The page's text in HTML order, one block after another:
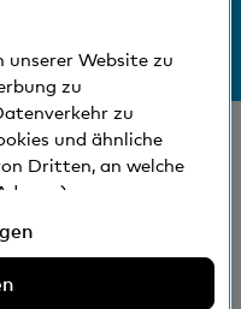
der Basler
Website zu
zu
zu
und ähnliche
Dritten, an welche
Verwendung von
und der damit